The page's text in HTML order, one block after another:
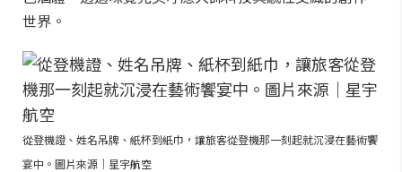
世界。
從登機證、姓名吊牌、紙杯到紙巾，讓旅客從登機那一刻起就沉浸在藝術饗
宴中。圖片來源｜星宇航空